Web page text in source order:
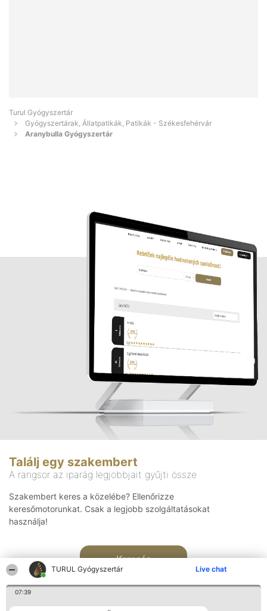
TURUL Gyógyszertár Live chat
07:39
Turul Gyógyszertár
Gyógyszertárak, Állatpatikák, Patikák - Székesfehérvár
Aranybulla Gyógyszertár
Találj egy szakembert
A rangsor az iparág legjobbjait gyűjti össze
Szakembert keres a közelébe? Ellenőrizze
keresőmotorunkat. Csak a legjobb szolgáltatásokat
használja!
Keresés